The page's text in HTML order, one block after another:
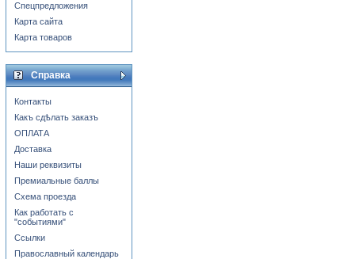
Спецпредложения
Карта сайта
Карта товаров
Справка
Контакты
Какъ сдѣлать заказъ
ОПЛАТА
Доставка
Наши реквизиты
Премиальные баллы
Схема проезда
Как работать с
"событиями"
Ссылки
Православный календарь